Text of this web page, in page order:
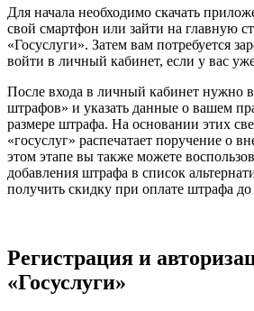
Для начала необходимо скачать
свой смартфон или зайти на главную
«Госуслуги». Затем вам потребуется
войти в личный кабинет, если у вас уже
После входа в личный кабинет нужно
штрафов» и указать данные о вашем
размере штрафа. На основании этих
«госуслуг» распечатает поручение о
этом этапе вы также можете
добавления штрафа в список
получить скидку при оплате штрафа до
Регистрация и
«Госуслуги»